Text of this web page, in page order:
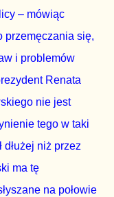
– mówiąc
przemęczania się,
i problemów
Renata
nie jest
tego w taki
niż przez
ma tę
na połowie